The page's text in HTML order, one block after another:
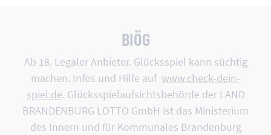
BIÖG
Ab 18. Legaler Anbieter. Glücksspiel kann süchtig
machen. Infos und Hilfe auf www.check-dein-
spiel.de. Glücksspiel­aufsichts­behörde der LAND
BRANDEN­BURG LOTTO GmbH ist das Minis­terium
des Innern und für Kommu­nales Branden­burg